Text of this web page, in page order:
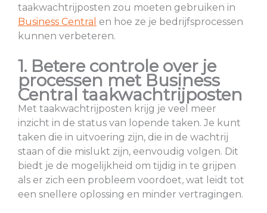
taakwachtrijposten zou moeten gebruiken in
Business Central en hoe ze je bedrijfsprocessen
kunnen verbeteren.
1. Betere controle over je
processen met Business
Central taakwachtrijposten
Met taakwachtrijposten krijg je veel meer
inzicht in de status van lopende taken. Je kunt
taken die in uitvoering zijn, die in de wachtrij
staan of die mislukt zijn, eenvoudig volgen. Dit
biedt je de mogelijkheid om tijdig in te grijpen
als er zich een probleem voordoet, wat leidt tot
een snellere oplossing en minder vertragingen.